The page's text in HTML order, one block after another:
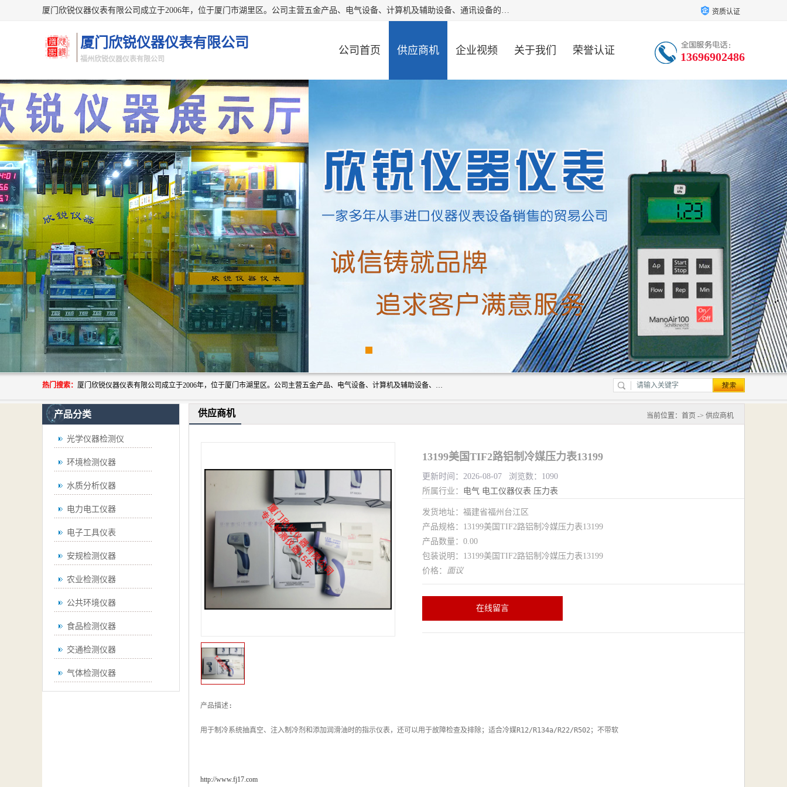
厦门欣锐仪器仪表有限公司成立于2006年，位于厦门市湖里区。公司主营五金产品、电气设备、计算机及辅助设备、通讯设备的批发与零售，同时涉及乐器、照相器材等文化用品的销售。此外，公司还提供通用设备、电气设备、仪器仪表的修理服务，以及信息系统集成、信息技术咨询、数据处理和存储等技术支持。公司致力于为客户提供全面的产品和服务，满足多样化的市场需求。 资质认证
厦门欣锐仪器仪表有限公司
福州欣锐仪器仪表有限公司
公司首页 供应商机 企业视频 关于我们 荣誉认证 13696902486
热门搜索： 厦门欣锐仪器仪表有限公司成立于2006年，位于厦门市湖里区。公司主营五金产品、电气设备、计算机及辅助设备、通讯设备的批发与零售，同时涉及乐器、照相器材等文化用品的销售。此外，公司还提供通用设备、电气设备、仪器仪表的修理服务，以及信息系统集成、信息技术咨询、数据处理和存储等技术支持。公司致力于为客户提供全面的产品和服务，满足多样化的市场需求。
产品分类
光学仪器检测仪
环境检测仪器
水质分析仪器
电力电工仪器
电子工具仪表
安规检测仪器
农业检测仪器
公共环境仪器
食品检测仪器
交通检测仪器
气体检测仪器
供应商机 当前位置： 首页 -> 供应商机
13199美国TIF2路铝制冷媒压力表13199
更新时间：2026-08-07 浏览数：1090
所属行业： 电气 电工仪器仪表 压力表
发货地址：福建省福州台江区
产品规格：13199美国TIF2路铝制冷媒压力表13199
产品数量：0.00
包装说明：13199美国TIF2路铝制冷媒压力表13199
价格： 面议
在线留言
产品描述:
http://www.fj17.com